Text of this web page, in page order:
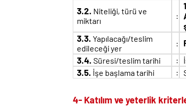
3.2. Niteliği, türü ve
miktarı
:
3.3. Yapılacağı/teslim
edileceği yer
:
3.4. Süresi/teslim tarihi :
3.5. İşe başlama tarihi :
4- Katılım ve yeterlik